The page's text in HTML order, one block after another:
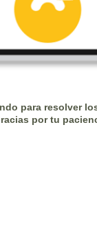
para resolver
por tu